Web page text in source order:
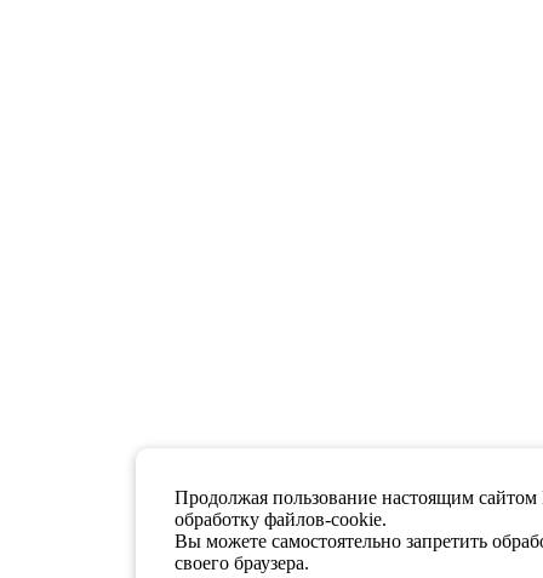
Продолжая пользование настоящим
обработку файлов-cookie.
Вы можете самостоятельно запретить
своего браузера.